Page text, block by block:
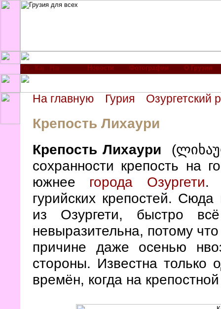
Новости Фотографии О Грузии
На главную Гурия Озургетский
Крепость Лихаури
Крепость Лихаури
сохранности крепость на
южнее города Озургети.
гурийских крепостей.
из Озургети, быстро
невыразительна, потому
причине даже осенью
стороны. Известна
времён, когда на